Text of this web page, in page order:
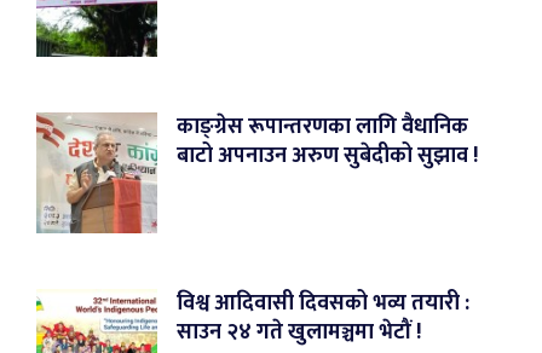
काङ्ग्रेस रूपान्तरणका लागि वैधानिक
बाटो अपनाउन अरुण सुबेदीको सुझाव !
विश्व आदिवासी दिवसको भव्य तयारी :
साउन २४ गते खुलामञ्चमा भेटौं !